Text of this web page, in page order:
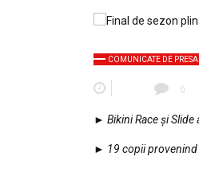
COMUNICATE DE PRESA
0
► Bikini Race și
► 19 copii provenind